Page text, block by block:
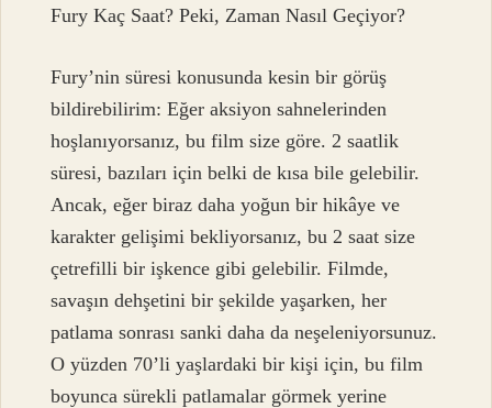
Fury Kaç Saat? Peki, Zaman Nasıl Geçiyor?
Fury’nin süresi konusunda kesin bir görüş
bildirebilirim: Eğer aksiyon sahnelerinden
hoşlanıyorsanız, bu film size göre. 2 saatlik
süresi, bazıları için belki de kısa bile gelebilir.
Ancak, eğer biraz daha yoğun bir hikâye ve
karakter gelişimi bekliyorsanız, bu 2 saat size
çetrefilli bir işkence gibi gelebilir. Filmde,
savaşın dehşetini bir şekilde yaşarken, her
patlama sonrası sanki daha da neşeleniyorsunuz.
O yüzden 70’li yaşlardaki bir kişi için, bu film
boyunca sürekli patlamalar görmek yerine